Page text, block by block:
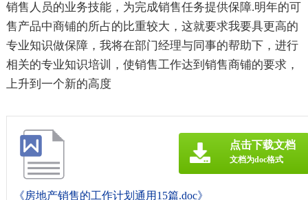
销售人员的业务技能，为完成销售任务提供保障.明年的可
售产品中商铺的所占的比重较大，这就要求我要具更高的
专业知识做保障，我将在部门经理与同事的帮助下，进行
相关的专业知识培训，使销售工作达到销售商铺的要求，
上升到一个新的高度
《房地产销售的工作计划通用15篇.doc》
点击下载文档
文档为doc格式